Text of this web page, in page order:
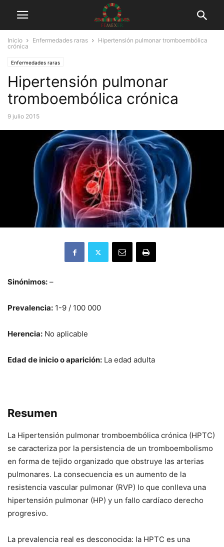
Inicio Enfermedades raras
Hipertensión pulmonar tromboembólica
crónica
Enfermedades raras
Hipertensión pulmonar
tromboembólica crónica
9 julio 2015
Sinónimos: –
Prevalencia: 1-9 / 100 000
Herencia: No aplicable
Edad de inicio o aparición: La edad adulta
Resumen
La Hipertensión pulmonar tromboembólica crónica (HPTC)
se caracteriza por la persistencia de un tromboembolismo
en forma de tejido organizado que obstruye las arterias
pulmonares. La consecuencia es un aumento de la
resistencia vascular pulmonar (RVP) lo que conlleva una
hipertensión pulmonar (HP) y un fallo cardíaco derecho
progresivo.
La prevalencia real es desconocida: la HPTC es una